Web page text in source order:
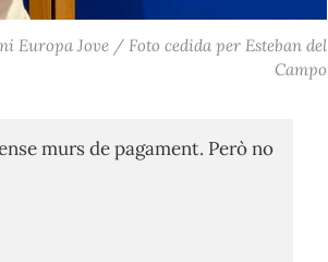
Europa Jove / Foto cedida per Esteban del
Campo
murs de pagament. Però no